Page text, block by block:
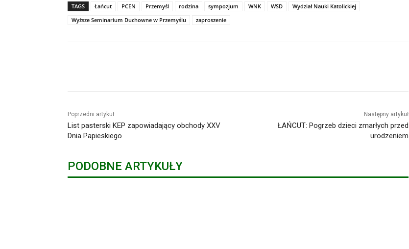
TAGS Łańcut PCEN Przemyśl rodzina sympozjum WNK WSD
Wydział Nauki Katolickiej
Wyższe Seminarium Duchowne w Przemyślu
zaproszenie
Poprzedni artykuł
List pasterski KEP zapowiadający obchody XXV
Dnia Papieskiego
Następny artykuł
ŁAŃCUT: Pogrzeb dzieci zmarłych przed
urodzeniem
PODOBNE ARTYKUŁY